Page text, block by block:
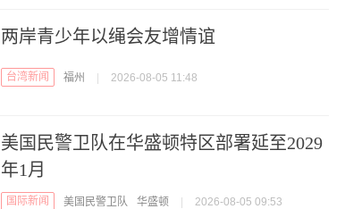
两岸青少年以绳会友增情谊
台湾新闻 福州 2026-08-05 11:48
美国民警卫队在华盛顿特区部署延至2029
年1月
国际新闻 美国民警卫队 华盛顿 2026-08-05 09:53